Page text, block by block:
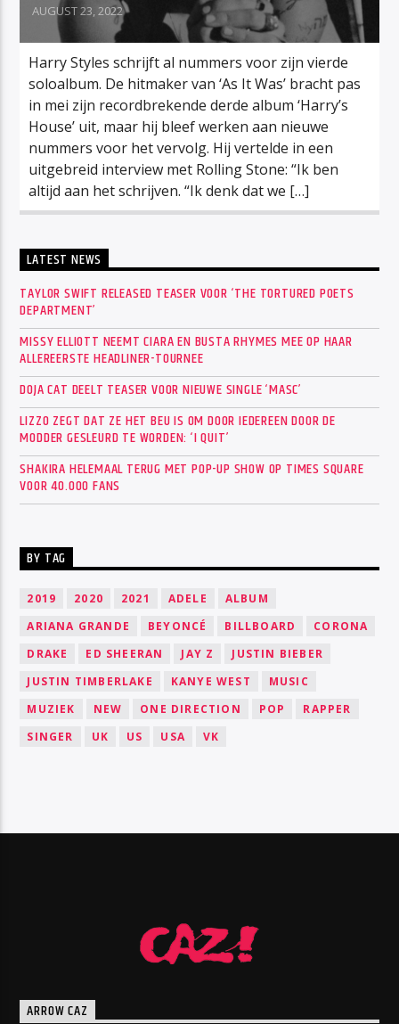
AUGUST 23, 2022
Harry Styles schrijft al nummers voor zijn vierde
soloalbum. De hitmaker van ‘As It Was’ bracht pas
in mei zijn recordbrekende derde album ‘Harry’s
House’ uit, maar hij bleef werken aan nieuwe
nummers voor het vervolg. Hij vertelde in een
uitgebreid interview met Rolling Stone: “Ik ben
altijd aan het schrijven. “Ik denk dat we […]
LATEST NEWS
TAYLOR SWIFT RELEASED TEASER VOOR ‘THE TORTURED POETS
DEPARTMENT’
MISSY ELLIOTT NEEMT CIARA EN BUSTA RHYMES MEE OP HAAR
ALLEREERSTE HEADLINER-TOURNEE
DOJA CAT DEELT TEASER VOOR NIEUWE SINGLE ‘MASC’
LIZZO ZEGT DAT ZE HET BEU IS OM DOOR IEDEREEN DOOR DE
MODDER GESLEURD TE WORDEN: ‘I QUIT’
SHAKIRA HELEMAAL TERUG MET POP-UP SHOW OP TIMES SQUARE
VOOR 40.000 FANS
BY TAG
2019 2020 2021 ADELE
ALBUM
ARIANA GRANDE
BEYONCÉ BILLBOARD
CORONA
DRAKE
ED SHEERAN JAY Z
JUSTIN BIEBER
JUSTIN TIMBERLAKE
KANYE WEST
MUSIC
MUZIEK
NEW ONE DIRECTION POP
RAPPER
SINGER
UK US USA VK
ARROW CAZ